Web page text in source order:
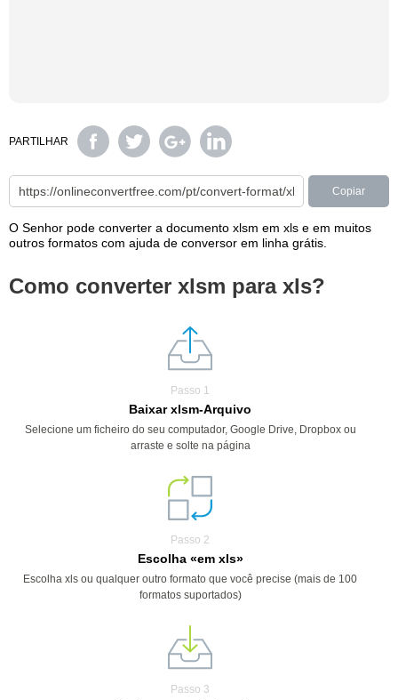
PARTILHAR
Copiar
O Senhor pode converter a documento xlsm em xls e em muitos
outros formatos com ajuda de conversor em linha grátis.
Como converter xlsm para xls?
Passo 1
Baixar xlsm-Arquivo
Selecione um ficheiro do seu computador, Google Drive, Dropbox ou
arraste e solte na página
Passo 2
Escolha «em xls»
Escolha xls ou qualquer outro formato que você precise (mais de 100
formatos suportados)
Passo 3